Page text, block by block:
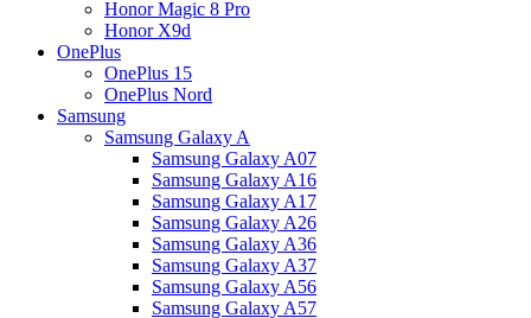
Honor Magic 8 Pro
Honor X9d
OnePlus
OnePlus 15
OnePlus Nord
Samsung
Samsung Galaxy A
Samsung Galaxy A07
Samsung Galaxy A16
Samsung Galaxy A17
Samsung Galaxy A26
Samsung Galaxy A36
Samsung Galaxy A37
Samsung Galaxy A56
Samsung Galaxy A57